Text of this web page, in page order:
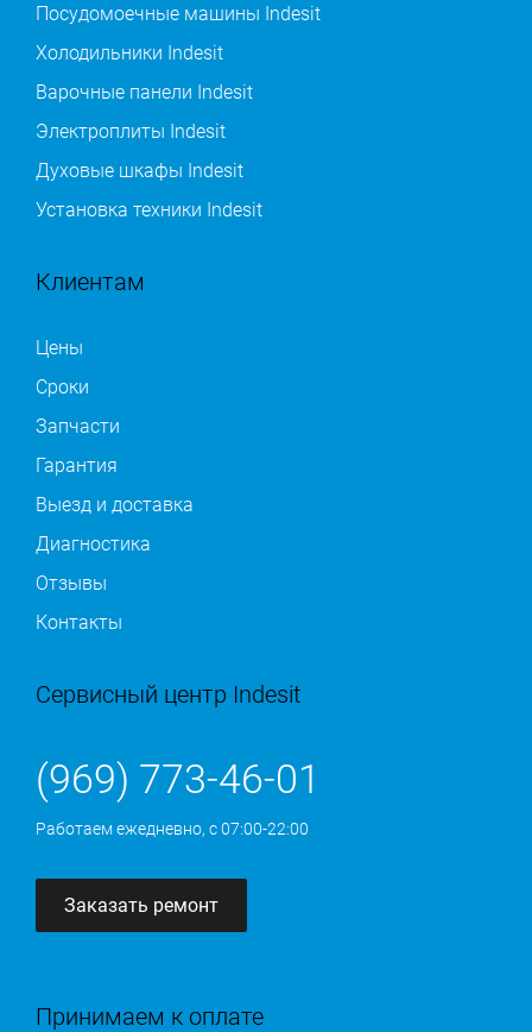
Посудомоечные машины Indesit
Холодильники Indesit
Варочные панели Indesit
Электроплиты Indesit
Духовые шкафы Indesit
Установка техники Indesit
Клиентам
Цены
Сроки
Запчасти
Гарантия
Выезд и доставка
Диагностика
Отзывы
Контакты
Сервисный центр Indesit
(969) 773-46-01
Работаем ежедневно, с 07:00-22:00
Заказать ремонт
Принимаем к оплате